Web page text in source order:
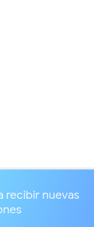
recibir nuevas